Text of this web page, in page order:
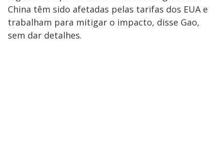
China têm sido afetadas pelas tarifas dos EUA e
trabalham para mitigar o impacto, disse Gao,
sem dar detalhes.